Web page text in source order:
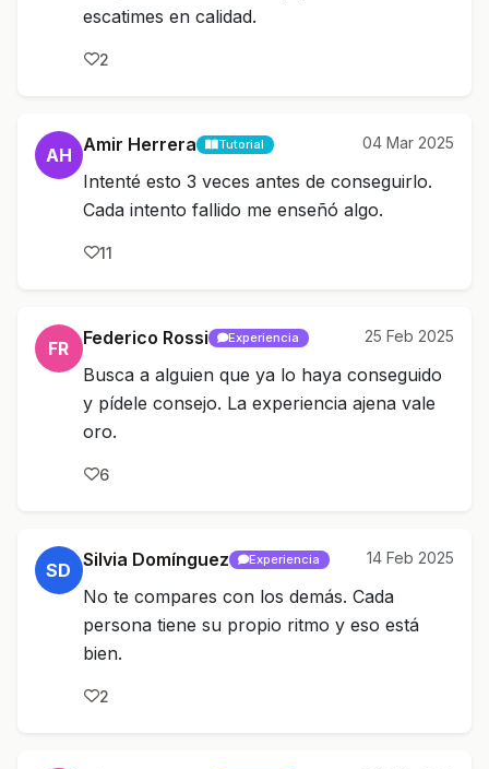
escatimes en calidad.
2
AH Amir Herrera Tutorial 04 Mar 2025
Intenté esto 3 veces antes de conseguirlo.
Cada intento fallido me enseñó algo.
11
FR Federico Rossi Experiencia 25 Feb 2025
Busca a alguien que ya lo haya conseguido
y pídele consejo. La experiencia ajena vale
oro.
6
SD Silvia Domínguez Experiencia 14 Feb 2025
No te compares con los demás. Cada
persona tiene su propio ritmo y eso está
bien.
2